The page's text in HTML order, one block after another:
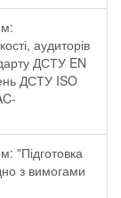
аудиторів
ДСТУ EN
ДСТУ ISO
"Підготовка
з вимогами